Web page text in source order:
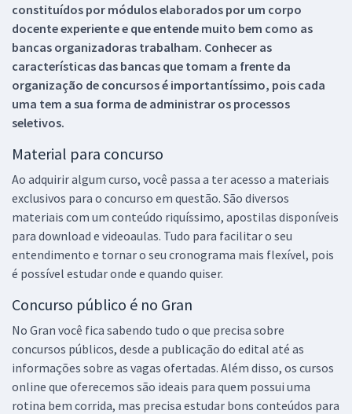
constituídos por módulos elaborados por um corpo
docente experiente e que entende muito bem como as
bancas organizadoras trabalham. Conhecer as
características das bancas que tomam a frente da
organização de concursos é importantíssimo, pois cada
uma tem a sua forma de administrar os processos
seletivos.
Material para concurso
Ao adquirir algum curso, você passa a ter acesso a materiais
exclusivos para o concurso em questão. São diversos
materiais com um conteúdo riquíssimo, apostilas disponíveis
para download e videoaulas. Tudo para facilitar o seu
entendimento e tornar o seu cronograma mais flexível, pois
é possível estudar onde e quando quiser.
Concurso público é no Gran
No Gran você fica sabendo tudo o que precisa sobre
concursos públicos, desde a publicação do edital até as
informações sobre as vagas ofertadas. Além disso, os cursos
online que oferecemos são ideais para quem possui uma
rotina bem corrida, mas precisa estudar bons conteúdos para